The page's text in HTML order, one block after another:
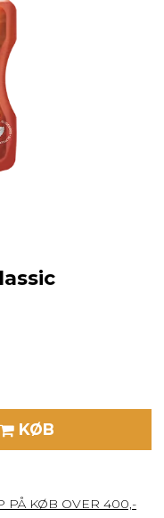
KØB
PÅ KØB OVER 400,-